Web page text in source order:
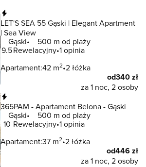
LET'S SEA 55 Gąski | Elegant Apartment
| Sea View
Gąski
500 m od plaży
9.5Rewelacyjny 1 opinia
Apartament:42 m2 2 łóżka
od340 zł
za 1 noc, 2 osoby
365PAM - Apartament Belona - Gąski
Gąski
500 m od plaży
10 Rewelacyjny 1 opinia
Apartament:37 m2 2 łóżka
od446 zł
za 1 noc, 2 osoby